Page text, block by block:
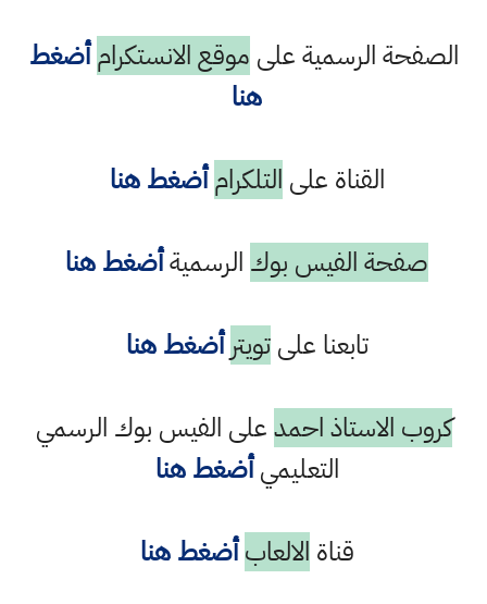
الصفحة الرسمية على موقع الانستكرام أضغط
هنا
القناة على التلكرام أضغط هنا
صفحة الفيس بوك الرسميةأضغط هنا
تابعنا علىتويتر أضغط هنا
كروب الاستاذ احمدعلى الفيس بوك الرسمي
التعليميأضغط هنا
قناة الالعاب أضغط هنا